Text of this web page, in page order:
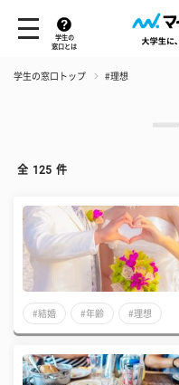
学生の
窓口とは
学生の窓口トップ #理想
全 125 件
#結婚 #年齢 #理想